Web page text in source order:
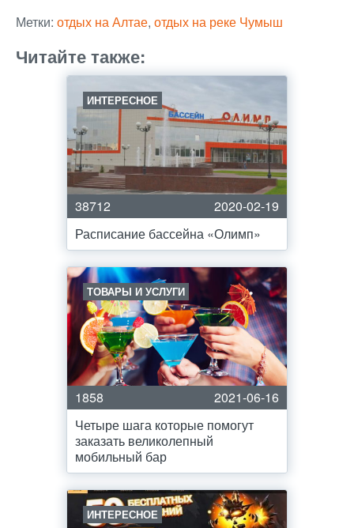
Метки: отдых на Алтае, отдых на реке Чумыш
Читайте также:
ИНТЕРЕСНОЕ
38712
2020-02-19
Расписание бассейна «Олимп»
ТОВАРЫ И УСЛУГИ
1858
2021-06-16
Четыре шага которые помогут
заказать великолепный
мобильный бар
ИНТЕРЕСНОЕ